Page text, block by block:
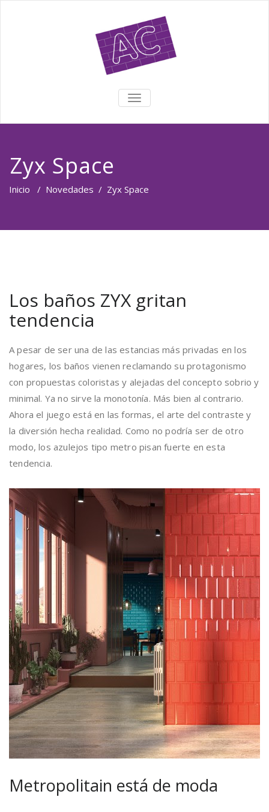
TOGGLE NAVIGATION
Zyx Space
Inicio / Novedades / Zyx Space
Los baños ZYX gritan
tendencia
A pesar de ser una de las estancias más privadas en los
hogares, los baños vienen reclamando su protagonismo
con propuestas coloristas y alejadas del concepto sobrio y
minimal. Ya no sirve la monotonía. Más bien al contrario.
Ahora el juego está en las formas, el arte del contraste y
la diversión hecha realidad. Como no podría ser de otro
modo, los azulejos tipo metro pisan fuerte en esta
tendencia.
Metropolitain está de moda